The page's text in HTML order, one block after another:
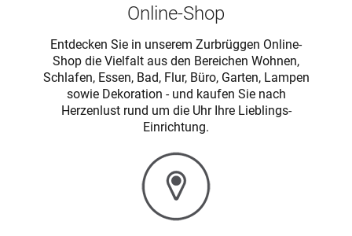
Online-Shop
Entdecken Sie in unserem Zurbrüggen Online-
Shop die Vielfalt aus den Bereichen Wohnen,
Schlafen, Essen, Bad, Flur, Büro, Garten, Lampen
sowie Dekoration - und kaufen Sie nach
Herzenlust rund um die Uhr Ihre Lieblings-
Einrichtung.